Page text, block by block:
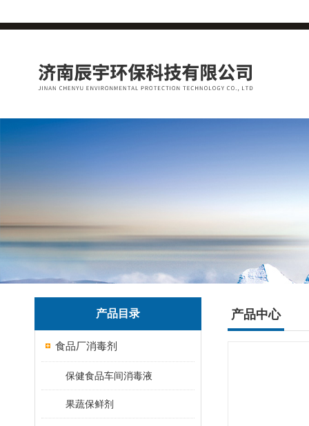
产品目录
食品厂消毒剂
保健食品车间消毒液
果蔬保鲜剂
产品中心